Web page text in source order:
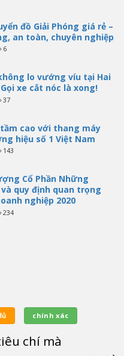
đồ Giải Phóng giá rẻ –
an toàn, chuyên nghiệp
6
lo vướng víu tại Hai
xe cắt nóc là xong!
37
cao với thang máy
hiệu số 1 Việt Nam
143
Cổ Phần Những
quy định quan trọng
nghiệp 2020
234
chính xác
chí mà